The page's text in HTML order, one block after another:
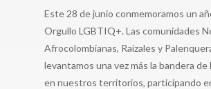
Este 28 de junio conmemoramos un
Orgullo LGBTIQ+. Las comunidades
Afrocolombianas, Raizales y
levantamos una vez más la bandera de
en nuestros territorios, participando